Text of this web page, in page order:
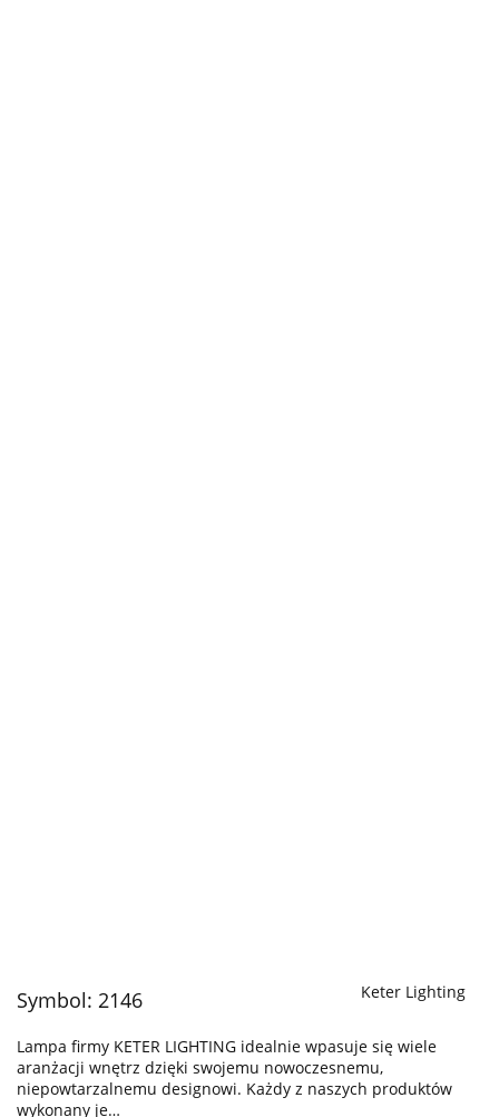
Symbol: 2146 Keter Lighting
Lampa firmy KETER LIGHTING idealnie wpasuje się wiele
aranżacji wnętrz dzięki swojemu nowoczesnemu,
niepowtarzalnemu designowi. Każdy z naszych produktów
wykonany je…